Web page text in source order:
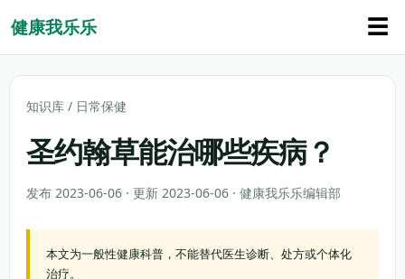
健康我乐乐 ☰
知识库 / 日常保健
圣约翰草能治哪些疾病？
发布 2023-06-06 · 更新 2023-06-06 · 健康我乐乐编辑部
本文为一般性健康科普，不能替代医生诊断、处方或个体化
治疗。